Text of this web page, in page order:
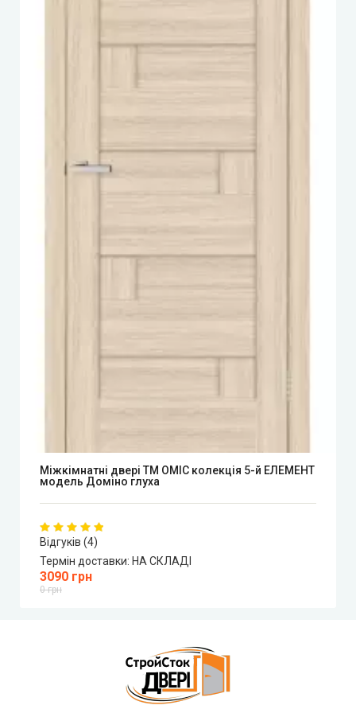
Mіжкімнатні двері ТМ ОМІС колекція 5-й ЕЛЕМЕНТ
модель Доміно глуха
Відгуків (4)
Термін доставки: НА СКЛАДІ
3090 грн
0 грн